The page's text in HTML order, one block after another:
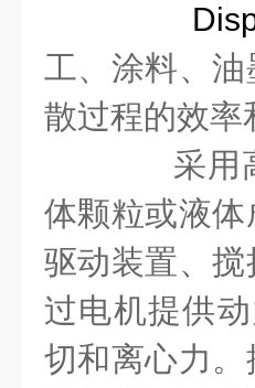
工、涂料、
散过程的效率
采用高
体颗粒或液
驱动装置、
过电机提供
切和离心力